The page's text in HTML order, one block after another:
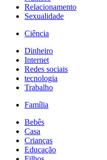
Relacionamento
Sexualidade
Ciência
Dinheiro
Internet
Redes sociais
tecnologia
Trabalho
Família
Bebês
Casa
Crianças
Educação